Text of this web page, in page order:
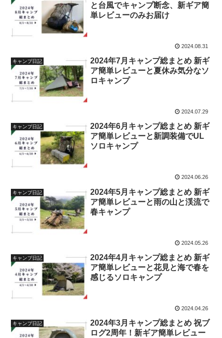
と台風でキャンプ断念、新ギア簡
単レビューのみお届け
2024.08.31
キャンプ日記
2024年7月キャンプ総まとめ 新ギ
ア簡単レビューと夏休み気分なソ
ロキャンプ
2024.07.29
キャンプ日記
2024年6月キャンプ総まとめ 新ギ
ア簡単レビューと新調装備でUL
ソロキャンプ
2024.06.26
キャンプ日記
2024年5月キャンプ総まとめ 新ギ
ア簡単レビューと雨の山と渓流で
春キャンプ
2024.05.26
キャンプ日記
2024年4月キャンプ総まとめ 新ギ
ア簡単レビューと花見と海で春を
感じるソロキャンプ
2024.04.26
キャンプ日記
2024年3月キャンプ総まとめ 祝ブ
ログ2周年！新ギア簡単レビュー